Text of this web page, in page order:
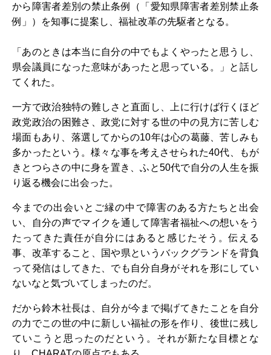
から障害者差別の禁止条例（「愛知県障害者差別禁止条
例」）を知事に提案し、福祉改革の先駆者となる。
「あのときは本当に自分の中でもよくやったと思うし、
県会議員になった意味があったと思っている。」と話し
てくれた。
一方で政治独特の難しさと直面し、上に行けば行くほど
政党政治の困難さ、政党に対する世の中の見方に苦しむ
場面もあり、落選してからの10年は心の葛藤、苦しみも
多かったという。様々な事を考えさせられた40代、もが
きとつらさの中に身を置き、ふと50代で自分の人生を振
り返る機会に出会った。
今までの出会いとご縁の中で障害のある方たちと出会
い、自分の声でマイクを通して障害者福祉への想いをう
たってきた責任が自分にはあると感じたそう。伝える
事、改革すること、国や県というバックグランドを背負
って発信はしてきた、でも自分自身がそれを形にしてい
ないなと気づいてしまったのだ。
だから鈴木社長は、自分が今まで掲げてきたことを自分
の力でこの世の中に新しい福祉の形を作り、後世に残し
ていこうと思ったのだという。それが新たな目標とな